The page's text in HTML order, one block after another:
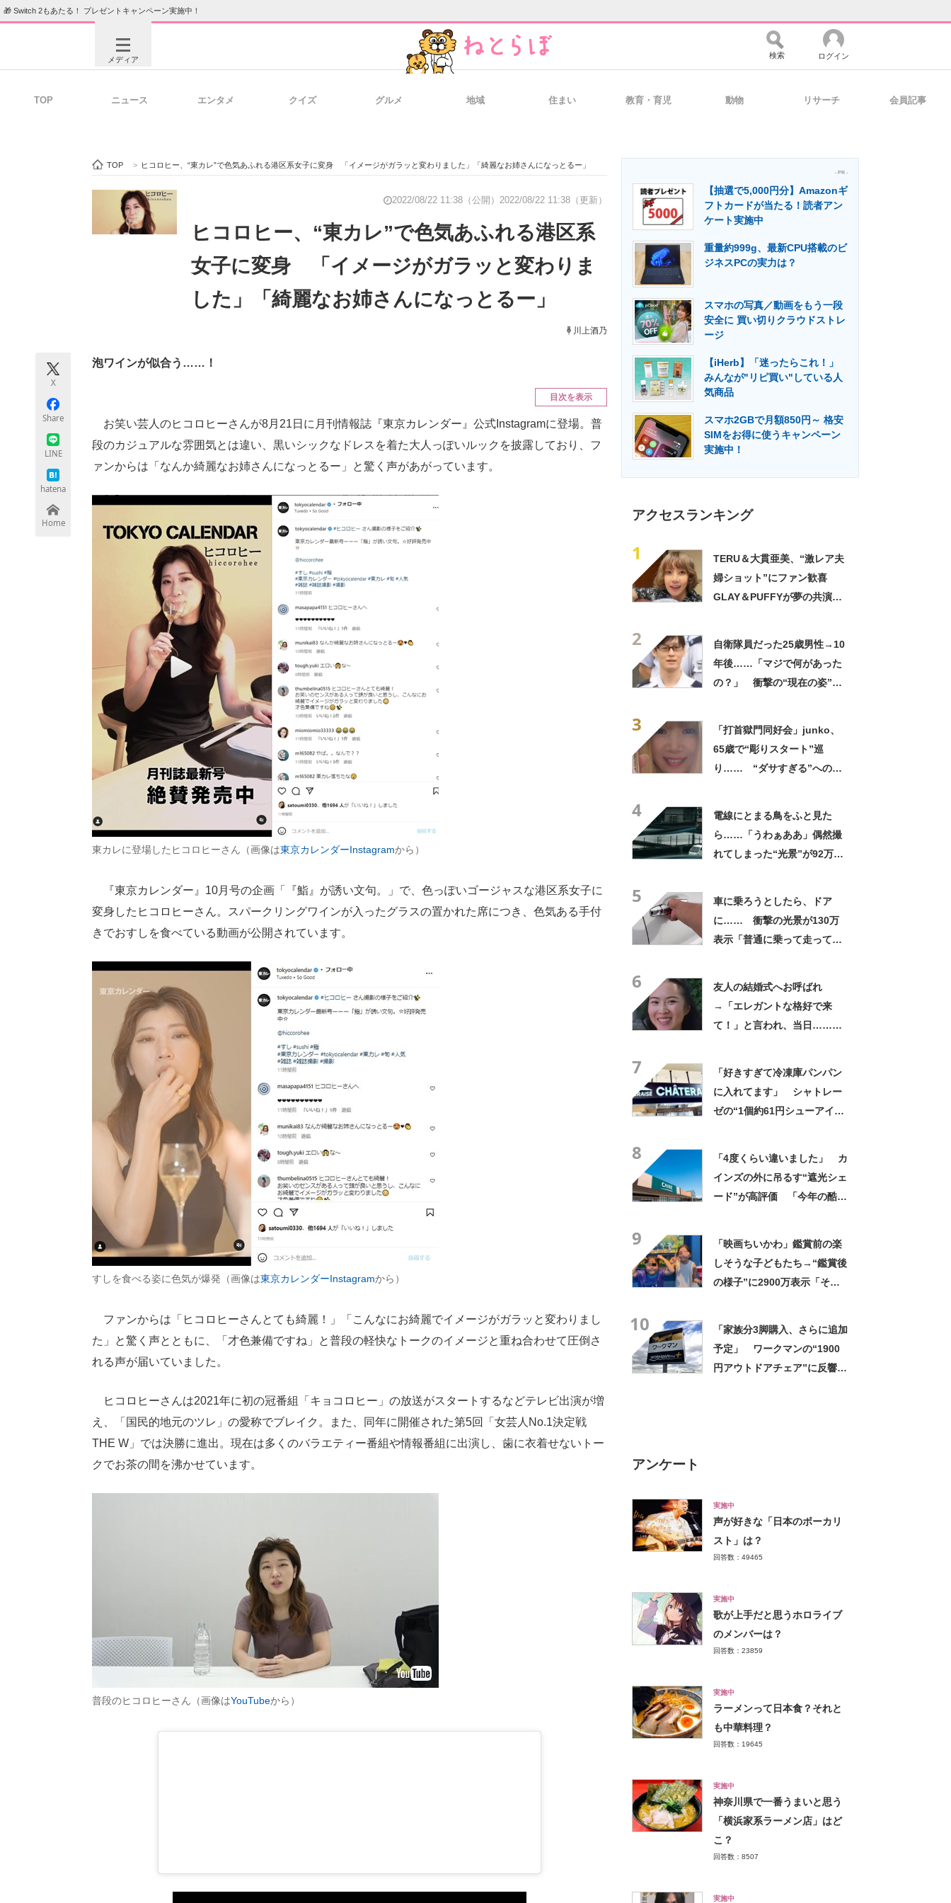
🎁 Switch 2もあたる！ プレゼントキャンペーン実施中！
メディア
ビジネスと働き方のヒント 経営リーダーのコミュニティ マーケ×ITの今がよく分かる
ITエンジニア向け専門サイト 企業向けIT製品の総合サイト IT製品の技術・比較・事例 製造業のIT導入・活用を支援
エネルギーの専門メディア 建設×テクノロジーの最前線
検索 ログイン
TOP ニュース エンタメ クイズ グルメ 地域 住まい 教育・育児 動物 リサーチ 会員記事
TOP > ヒコロヒー、“東カレ”で色気あふれる港区系女子に変身 「イメージがガラッと変わりました」「綺麗なお姉さんになっとるー」
2022/08/22 11:38（公開） 2022/08/22 11:38（更新）
ヒコロヒー、“東カレ”で色気あふれる港区系
女子に変身 「イメージがガラッと変わりま
した」「綺麗なお姉さんになっとるー」
川上酒乃
X
Share
LINE
hatena
Home
泡ワインが似合う……！
目次を表示
お笑い芸人のヒコロヒーさんが8月21日に月刊情報誌『東京カレンダー』公式Instagramに登場。普
段のカジュアルな雰囲気とは違い、黒いシックなドレスを着た大人っぽいルックを披露しており、フ
ァンからは「なんか綺麗なお姉さんになっとるー」と驚く声があがっています。
東カレに登場したヒコロヒーさん（画像は東京カレンダーInstagramから）
『東京カレンダー』10月号の企画「『鮨』が誘い文句。」で、色っぽいゴージャスな港区系女子に
変身したヒコロヒーさん。スパークリングワインが入ったグラスの置かれた席につき、色気ある手付
きでおすしを食べている動画が公開されています。
すしを食べる姿に色気が爆発（画像は東京カレンダーInstagramから）
ファンからは「ヒコロヒーさんとても綺麗！」「こんなにお綺麗でイメージがガラッと変わりまし
た」と驚く声とともに、「才色兼備ですね」と普段の軽快なトークのイメージと重ね合わせて圧倒さ
れる声が届いていました。
ヒコロヒーさんは2021年に初の冠番組「キョコロヒー」の放送がスタートするなどテレビ出演が増
え、「国民的地元のツレ」の愛称でブレイク。また、同年に開催された第5回「女芸人No.1決定戦
THE W」では決勝に進出。現在は多くのバラエティー番組や情報番組に出演し、歯に衣着せないトー
クでお茶の間を沸かせています。
普段のヒコロヒーさん（画像はYouTubeから）
- PR -
【抽選で5,000円分】Amazonギ
フトカードが当たる！読者アン
ケート実施中
重量約999g、最新CPU搭載のビ
ジネスPCの実力は？
スマホの写真／動画をもう一段
安全に 買い切りクラウドストレ
ージ
【iHerb】「迷ったらこれ！」
みんなが"リピ買い"している人
気商品
スマホ2GBで月額850円～ 格安
SIMをお得に使うキャンペーン
実施中！
アクセスランキング
1
TERU＆大貫亜美、“激レア夫
婦ショット”にファン歓喜
GLAY＆PUFFYが夢の共演
2
自衛隊員だった25歳男性→10
年後……「マジで何があった
の？」 衝撃の“現在の姿”が
3
「打首獄門同好会」junko、
65歳で“彫りスタート”巡
り…… “ダサすぎる”への持
4
電線にとまる鳥をふと見た
ら……「うわぁああ」偶然撮
れてしまった“光景”が92万再
5
車に乗ろうとしたら、ドア
に…… 衝撃の光景が130万
表示「普通に乗って走ってた
6
友人の結婚式へお呼ばれ
→「エレガントな格好で来
て！」と言われ、当日……ま
7
「好きすぎて冷凍庫パンパン
に入れてます」 シャトレー
ゼの“1個約61円シューアイ
8
「4度くらい違いました」 カ
インズの外に吊るす“遮光シェ
ード”が高評価 「今年の酷暑
9
「映画ちいかわ」鑑賞前の楽
しそうな子どもたち→“鑑賞後
の様子”に2900万表示「そう
10
「家族分3脚購入、さらに追加
予定」 ワークマンの“1900
円アウトドアチェア”に反響
アンケート
実施中
声が好きな「日本のボーカリ
スト」は？
回答数：49465
実施中
歌が上手だと思うホロライブ
のメンバーは？
回答数：23859
実施中
ラーメンって日本食？それと
も中華料理？
回答数：19645
実施中
神奈川県で一番うまいと思う
「横浜家系ラーメン店」はど
こ？
回答数：8507
実施中